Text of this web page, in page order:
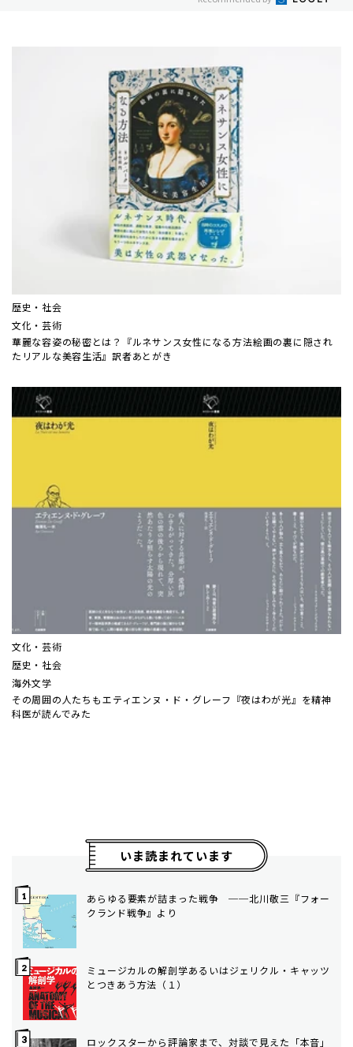
歴史・社会
文化・芸術
華麗な容姿の秘密とは？『ルネサンス女性になる方法――絵画の裏に隠され
たリアルな美容生活』訳者あとがき
文化・芸術
歴史・社会
海外文学
その周囲の人たちも――エティエンヌ・ド・グレーフ『夜はわが光』を精神
科医が読んでみた
いま読まれています
あらゆる要素が詰まった戦争 ──北川敬三『フォー
クランド戦争』より
ミュージカルの解剖学――あるいはジェリクル・キャッツ
とつきあう方法（１）
ロックスターから評論家まで、対談で見えた「本音」